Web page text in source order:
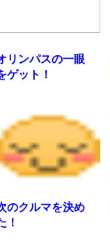
リンパスの一眼
ゲット！
のクルマを決め
！